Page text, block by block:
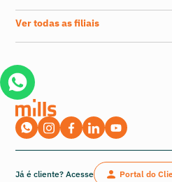
Ver todas as filiais
Já é cliente? Acesse
Portal do